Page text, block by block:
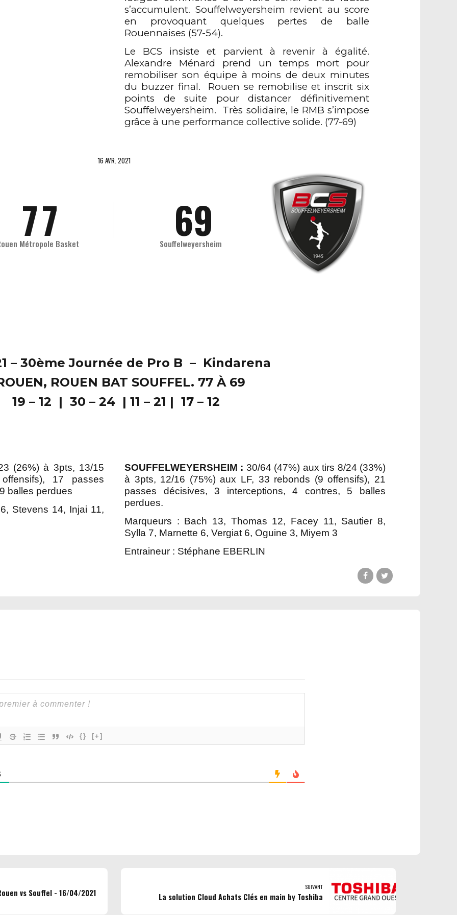
s’accumulent. Souffelweyersheim revient au score
en provoquant quelques pertes de balle
Rouennaises (57-54).
Le BCS insiste et parvient à revenir à égalité.
Alexandre Ménard prend un temps mort pour
remobiliser son équipe à moins de deux minutes
du buzzer final. Rouen se remobilise et inscrit six
points de suite pour distancer définitivement
Souffelweyersheim. Très solidaire, le RMB s’impose
grâce à une performance collective solide. (77-69)
16 AVR. 2021
7
8
7
8
Métropole Basket
1
2
3
6
7
0
4
5
6
9
0
Souffelweyersheim
– 30ème Journée de Pro B – Kindarena
ROUEN BAT SOUFFEL. 77 À 69
19 – 12 | 30 – 24 | 11 – 21 | 17 – 12
(26%) à 3pts, 13/15
17 passes
balles perdues
Stevens 14, Injai 11,
SOUFFELWEYERSHEIM : 30/64 (47%) aux tirs 8/24 (33%)
à 3pts, 12/16 (75%) aux LF, 33 rebonds (9 offensifs), 21
passes décisives, 3 interceptions, 4 contres, 5 balles
perdues.
Marqueurs : Bach 13, Thomas 12, Facey 11, Sautier 8,
Sylla 7, Marnette 6, Vergiat 6, Oguine 3, Miyem 3
Entraineur : Stéphane EBERLIN
{} [+]
vs Souffel - 16/04/2021
SUIVANT
La solution Cloud Achats Clés en main by Toshiba